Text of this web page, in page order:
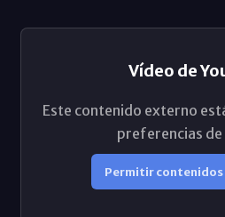
Vídeo de
Este contenido externo
preferencias
Permitir